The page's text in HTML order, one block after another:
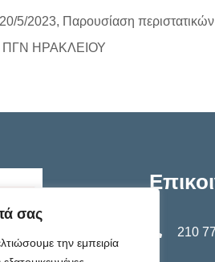
σας
την εμπειρία
5/2023, Παρουσίαση
ΗΡΑΚΛΕΙΟΥ
210